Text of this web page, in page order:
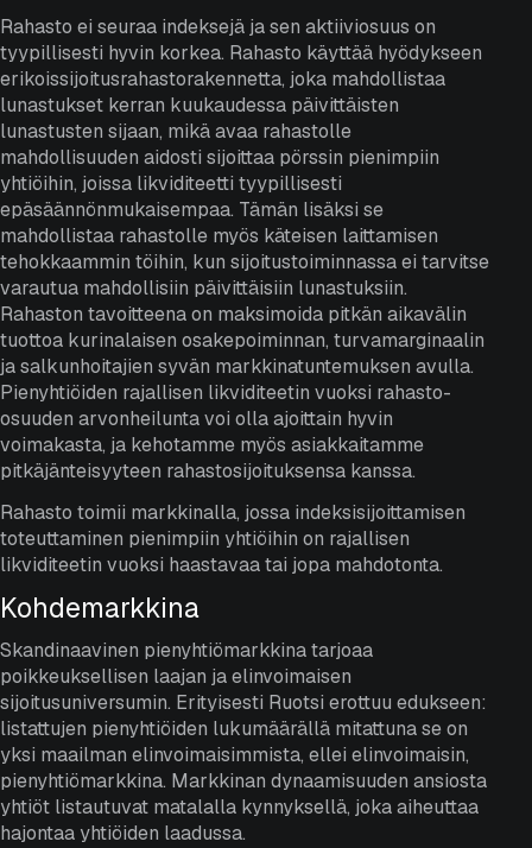
Rahasto ei seuraa indeksejä ja sen aktiiviosuus on
tyypillisesti hyvin korkea. Rahasto käyttää hyödykseen
erikoissijoitusrahastorakennetta, joka mahdollistaa
lunastukset kerran kuukaudessa päivittäisten
lunastusten sijaan, mikä avaa rahastolle
mahdollisuuden aidosti sijoittaa pörssin pienimpiin
yhtiöihin, joissa likviditeetti tyypillisesti
epäsäännönmukaisempaa. Tämän lisäksi se
mahdollistaa rahastolle myös käteisen laittamisen
tehokkaammin töihin, kun sijoitustoiminnassa ei tarvitse
varautua mahdollisiin päivittäisiin lunastuksiin.
Rahaston tavoitteena on maksimoida pitkän aikavälin
tuottoa kurinalaisen osakepoiminnan, turvamarginaalin
ja salkunhoitajien syvän markkinatuntemuksen avulla.
Pienyhtiöiden rajallisen likviditeetin vuoksi rahasto-
osuuden arvonheilunta voi olla ajoittain hyvin
voimakasta, ja kehotamme myös asiakkaitamme
pitkäjänteisyyteen rahastosijoituksensa kanssa.
Rahasto toimii markkinalla, jossa indeksisijoittamisen
toteuttaminen pienimpiin yhtiöihin on rajallisen
likviditeetin vuoksi haastavaa tai jopa mahdotonta.
Kohdemarkkina
Skandinaavinen pienyhtiömarkkina tarjoaa
poikkeuksellisen laajan ja elinvoimaisen
sijoitusuniversumin. Erityisesti Ruotsi erottuu edukseen:
listattujen pienyhtiöiden lukumäärällä mitattuna se on
yksi maailman elinvoimaisimmista, ellei elinvoimaisin,
pienyhtiömarkkina. Markkinan dynaamisuuden ansiosta
yhtiöt listautuvat matalalla kynnyksellä, joka aiheuttaa
hajontaa yhtiöiden laadussa.